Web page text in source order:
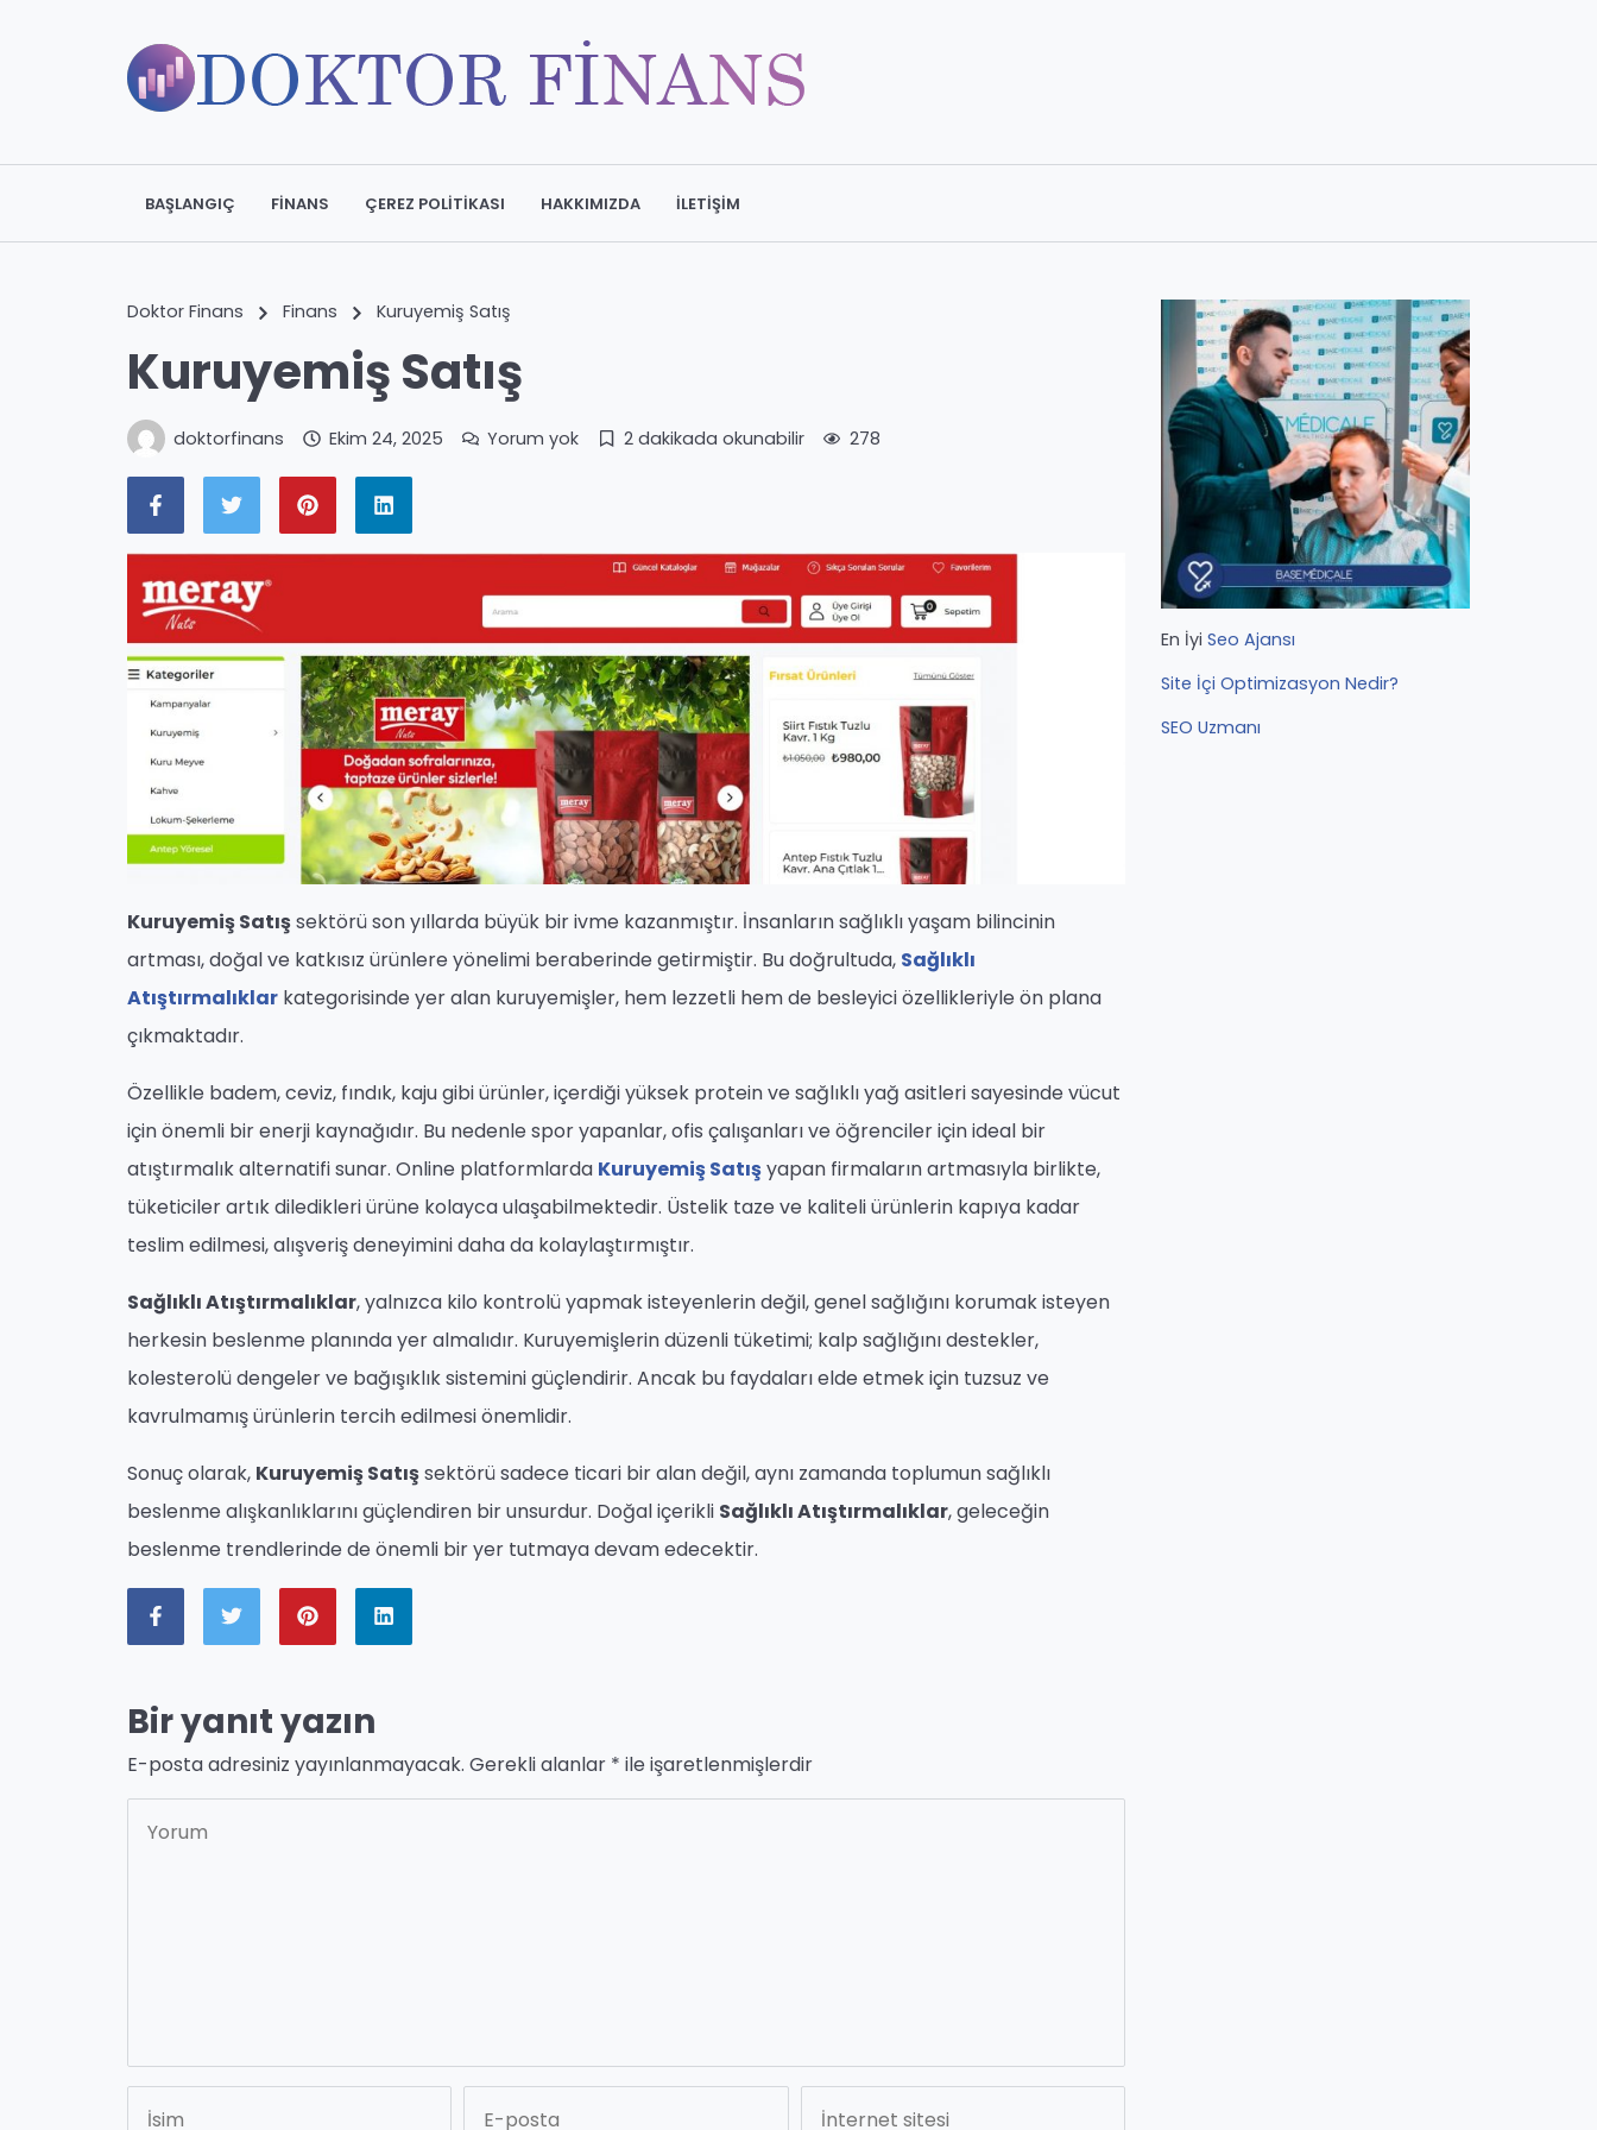
BAŞLANGIÇ FINANS ÇEREZ POLITIKASI HAKKIMIZDA İLETIŞIM
Doktor Finans Finans Kuruyemiş Satış
Kuruyemiş Satış
doktorfinans Ekim 24, 2025 Yorum yok 2 dakikada okunabilir 278
Kuruyemiş Satışsektörü son yıllarda büyük bir ivme kazanmıştır. İnsanların sağlıklı yaşam bilincinin
artması, doğal ve katkısız ürünlere yönelimi beraberinde getirmiştir. Bu doğrultuda, Sağlıklı
Atıştırmalıklar kategorisinde yer alan kuruyemişler, hem lezzetli hem de besleyici özellikleriyle ön plana
çıkmaktadır.
Özellikle badem, ceviz, fındık, kaju gibi ürünler, içerdiği yüksek protein ve sağlıklı yağ asitleri sayesinde vücut
için önemli bir enerji kaynağıdır. Bu nedenle spor yapanlar, ofis çalışanları ve öğrenciler için ideal bir
atıştırmalık alternatifi sunar. Online platformlarda Kuruyemiş Satışyapan firmaların artmasıyla birlikte,
tüketiciler artık diledikleri ürüne kolayca ulaşabilmektedir. Üstelik taze ve kaliteli ürünlerin kapıya kadar
teslim edilmesi, alışveriş deneyimini daha da kolaylaştırmıştır.
Sağlıklı Atıştırmalıklar, yalnızca kilo kontrolü yapmak isteyenlerin değil, genel sağlığını korumak isteyen
herkesin beslenme planında yer almalıdır. Kuruyemişlerin düzenli tüketimi; kalp sağlığını destekler,
kolesterolü dengeler ve bağışıklık sistemini güçlendirir. Ancak bu faydaları elde etmek için tuzsuz ve
kavrulmamış ürünlerin tercih edilmesi önemlidir.
Sonuç olarak, Kuruyemiş Satışsektörü sadece ticari bir alan değil, aynı zamanda toplumun sağlıklı
beslenme alışkanlıklarını güçlendiren bir unsurdur. Doğal içerikli Sağlıklı Atıştırmalıklar, geleceğin
beslenme trendlerinde de önemli bir yer tutmaya devam edecektir.
Bir yanıt yazın
E-posta adresiniz yayınlanmayacak. Gerekli alanlar * ile işaretlenmişlerdir
En İyi Seo Ajansı
Site İçi Optimizasyon Nedir?
SEO Uzmanı